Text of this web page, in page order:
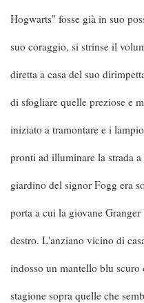
Hogwarts" fosse già in suo
suo coraggio, si strinse il
diretta a casa del suo
di sfogliare quelle preziose e
iniziato a tramontare e i
pronti ad illuminare la strada
giardino del signor Fogg era
porta a cui la giovane
destro. L'anziano vicino di
indosso un mantello blu
stagione sopra quelle che